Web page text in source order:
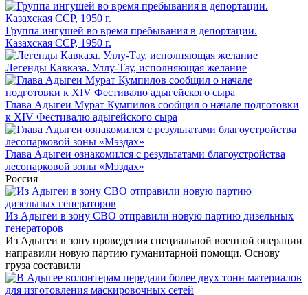
Группа ингушей во время пребывания в депортации.
Казахская ССР, 1950 г.
Легенды Кавказа. Уллу-Тау, исполняющая желание
Глава Адыгеи Мурат Кумпилов сообщил о начале подготовки
к XIV Фестивалю адыгейского сыра
Глава Адыгеи ознакомился с результатами благоустройства
лесопарковой зоны «Мэздах»
Россия
Из Адыгеи в зону СВО отправили новую партию дизельных
генераторов
Из Адыгеи в зону проведения специальной военной операции
направили новую партию гуманитарной помощи. Основу
груза составили